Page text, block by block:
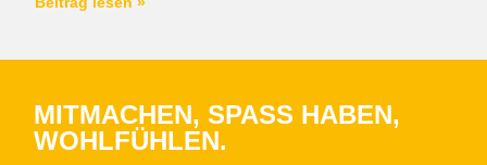
MITMACHEN, SPASS HABEN, W
OHLFÜHLEN.